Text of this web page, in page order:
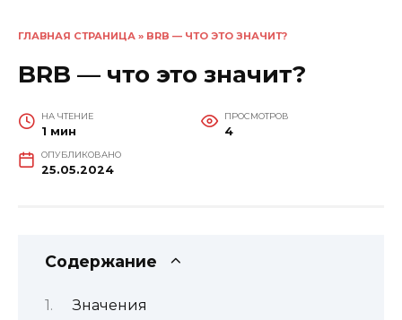
ГЛАВНАЯ СТРАНИЦА » BRB — ЧТО ЭТО ЗНАЧИТ?
BRB — что это значит?
НА ЧТЕНИЕ
1 мин
ПРОСМОТРОВ
4
ОПУБЛИКОВАНО
25.05.2024
Содержание
Значения